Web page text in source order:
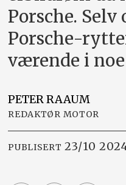
Porsche.
Porsche-
værende i
PETERRAAUM
REDAKTØR MOTOR
PUBLISERT 23/10